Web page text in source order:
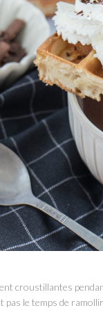
croustillantes
pas le temps de